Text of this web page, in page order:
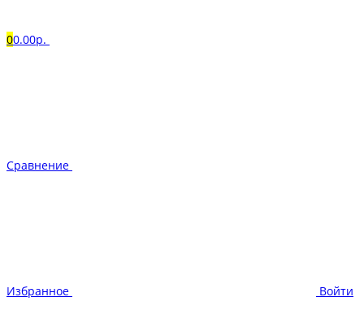
00.00р.
Сравнение
Избранное Войти